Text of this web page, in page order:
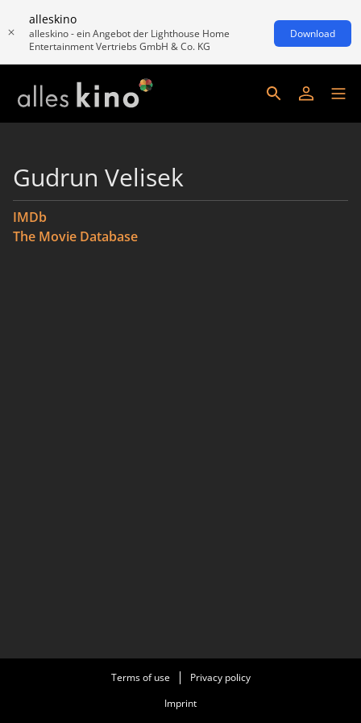
alleskino
alleskino - ein Angebot der Lighthouse Home
Entertainment Vertriebs GmbH & Co. KG
Download
Gudrun Velisek
IMDb
The Movie Database
Terms of use
Privacy policy
Imprint